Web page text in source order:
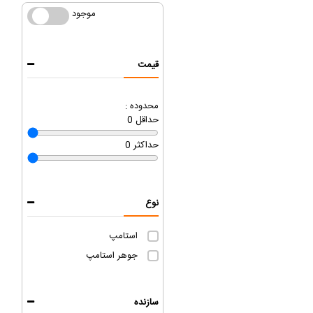
موجود موجود
قیمت
محدوده :
0 حداقل
0 حداکثر
نوع
استامپ
جوهر استامپ
سازنده